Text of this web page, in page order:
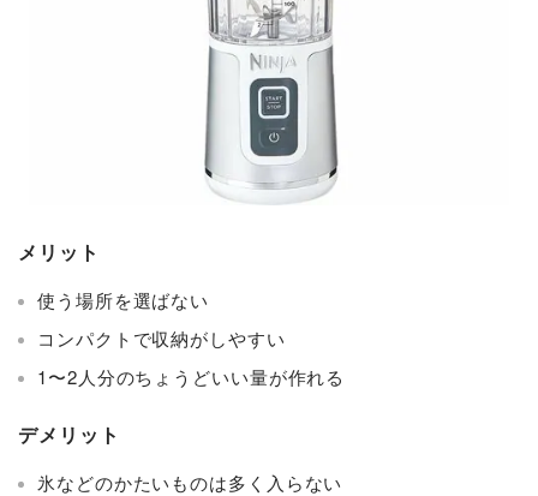
メリット
使う場所を選ばない
コンパクトで収納がしやすい
1〜2人分のちょうどいい量が作れる
デメリット
氷などのかたいものは多く入らない